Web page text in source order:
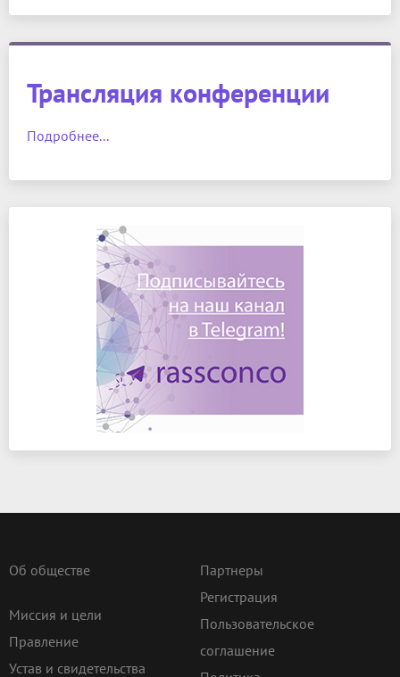
Трансляция конференции
Подробнее...
Об обществе
Миссия и цели
Правление
Устав и свидетельства
Партнеры
Регистрация
Пользовательское
соглашение